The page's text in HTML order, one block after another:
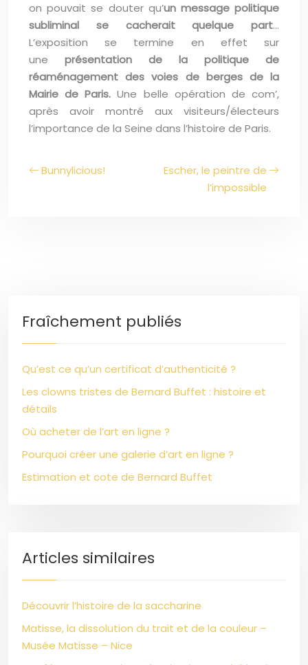
on pouvait se douter qu’un message politique
subliminal se cacherait quelque part…
L’exposition se termine en effet sur
une présentation de la politique de
réaménagement des voies de berges de la
Mairie de Paris. Une belle opération de com’,
après avoir montré aux visiteurs/électeurs
l’importance de la Seine dans l’histoire de Paris.
Bunnylicious!
Escher, le peintre de
l’impossible
Fraîchement publiés
Qu’est ce qu’un certificat d’authenticité ?
Les clowns tristes de Bernard Buffet : histoire et
détails
Où acheter de l’art en ligne ?
Pourquoi créer une galerie d’art en ligne ?
Estimation et cote de Bernard Buffet
Articles similaires
Découvrir l’histoire de la saccharine
Matisse, la dissolution du trait et de la couleur –
Musée Matisse – Nice